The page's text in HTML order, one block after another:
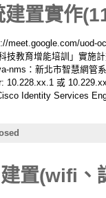
置實作
meet.google.com/uod-
技教育增能培訓」實施
：新北市智慧網管
或
Identity Services
置(wifi、